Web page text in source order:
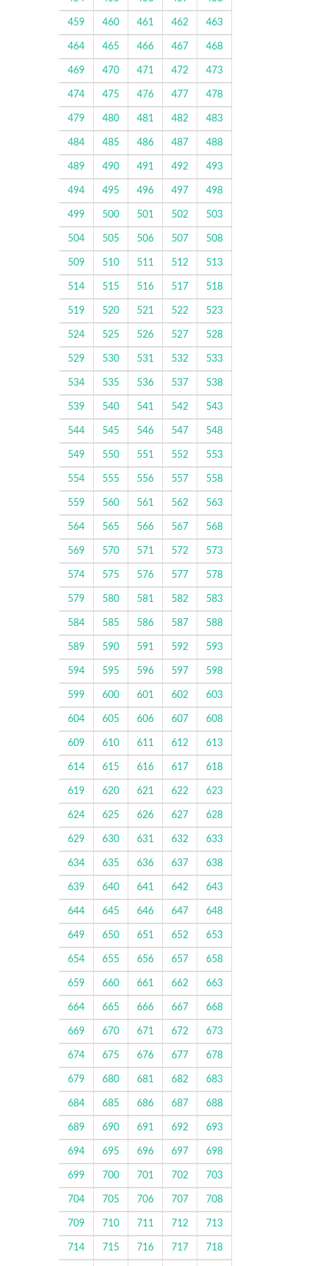
459 460 461 462 463
464 465 466 467 468
469 470 471 472 473
474 475 476 477 478
479 480 481 482 483
484 485 486 487 488
489 490 491 492 493
494 495 496 497 498
499 500 501 502 503
504 505 506 507 508
509 510 511 512 513
514 515 516 517 518
519 520 521 522 523
524 525 526 527 528
529 530 531 532 533
534 535 536 537 538
539 540 541 542 543
544 545 546 547 548
549 550 551 552 553
554 555 556 557 558
559 560 561 562 563
564 565 566 567 568
569 570 571 572 573
574 575 576 577 578
579 580 581 582 583
584 585 586 587 588
589 590 591 592 593
594 595 596 597 598
599 600 601 602 603
604 605 606 607 608
609 610 611 612 613
614 615 616 617 618
619 620 621 622 623
624 625 626 627 628
629 630 631 632 633
634 635 636 637 638
639 640 641 642 643
644 645 646 647 648
649 650 651 652 653
654 655 656 657 658
659 660 661 662 663
664 665 666 667 668
669 670 671 672 673
674 675 676 677 678
679 680 681 682 683
684 685 686 687 688
689 690 691 692 693
694 695 696 697 698
699 700 701 702 703
704 705 706 707 708
709 710 711 712 713
714 715 716 717 718